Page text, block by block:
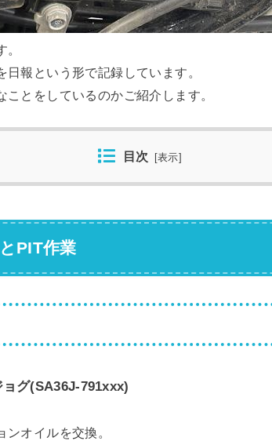
報という形で記録しています。
とをしているのかご紹介します。
目次 [表示
PIT作業
グ(SA36J-791xxx)
オイルを交換。